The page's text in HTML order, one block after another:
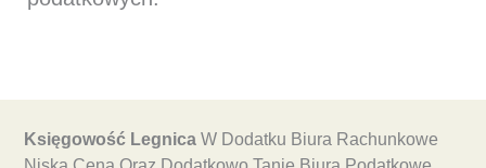
Księgowość Legnica W Dodatku Biura Rachunkowe